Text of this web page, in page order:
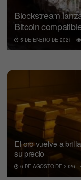
Blockstream
Bitcoin
5 DE ENERO DE 2021
El oro vuelve a
su precio
6 DE AGOSTO DE 2026